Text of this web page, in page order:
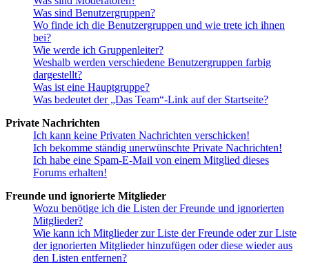
Was sind Benutzergruppen?
Wo finde ich die Benutzergruppen und wie trete ich ihnen
bei?
Wie werde ich Gruppenleiter?
Weshalb werden verschiedene Benutzergruppen farbig
dargestellt?
Was ist eine Hauptgruppe?
Was bedeutet der „Das Team“-Link auf der Startseite?
Private Nachrichten
Ich kann keine Privaten Nachrichten verschicken!
Ich bekomme ständig unerwünschte Private Nachrichten!
Ich habe eine Spam-E-Mail von einem Mitglied dieses
Forums erhalten!
Freunde und ignorierte Mitglieder
Wozu benötige ich die Listen der Freunde und ignorierten
Mitglieder?
Wie kann ich Mitglieder zur Liste der Freunde oder zur Liste
der ignorierten Mitglieder hinzufügen oder diese wieder aus
den Listen entfernen?